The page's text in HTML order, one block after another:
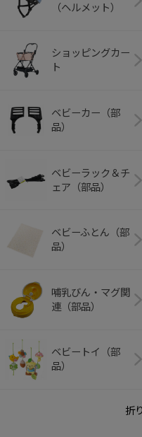
（ヘルメット）
ショッピングカー
ト
ベビーカー（部
品）
ベビーラック＆チ
ェア（部品）
ベビーふとん（部
品）
哺乳びん・マグ関
連（部品）
ベビートイ（部
品）